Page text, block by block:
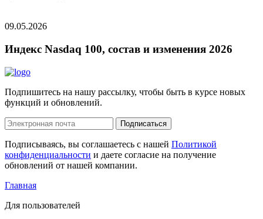
09.05.2026
Индекс Nasdaq 100, состав и изменения 2026
Подпишитесь на нашу рассылку, чтобы быть в курсе новых
функций и обновлений.
Подписаться
Подписываясь, вы соглашаетесь с нашей Политикой
конфиденциальности и даете согласие на получение
обновлений от нашей компании.
Главная
Для пользователей